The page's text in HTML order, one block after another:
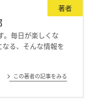
著者
。毎日が楽しくな
る、そんな情報を
この著者の記事をみる